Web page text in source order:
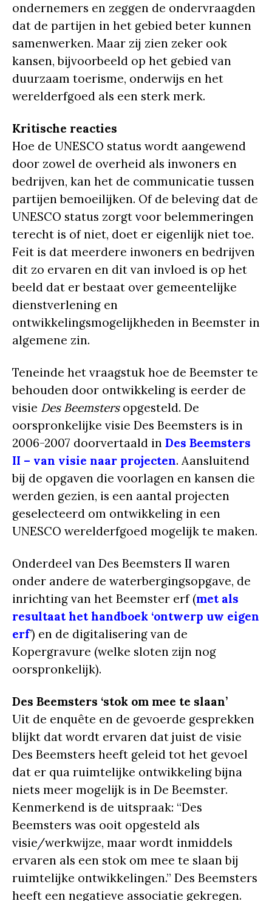
ondernemers en zeggen de ondervraagden
dat de partijen in het gebied beter kunnen
samenwerken. Maar zij zien zeker ook
kansen, bijvoorbeeld op het gebied van
duurzaam toerisme, onderwijs en het
werelderfgoed als een sterk merk.
Kritische reacties
Hoe de UNESCO status wordt aangewend
door zowel de overheid als inwoners en
bedrijven, kan het de communicatie tussen
partijen bemoeilijken. Of de beleving dat de
UNESCO status zorgt voor belemmeringen
terecht is of niet, doet er eigenlijk niet toe.
Feit is dat meerdere inwoners en bedrijven
dit zo ervaren en dit van invloed is op het
beeld dat er bestaat over gemeentelijke
dienstverlening en
ontwikkelingsmogelijkheden in Beemster in
algemene zin.
Teneinde het vraagstuk hoe de Beemster te
behouden door ontwikkeling is eerder de
visie Des Beemstersopgesteld. De
oorspronkelijke visie Des Beemsters is in
2006-2007 doorvertaald in Des Beemsters
II – van visie naar projecten. Aansluitend
bij de opgaven die voorlagen en kansen die
werden gezien, is een aantal projecten
geselecteerd om ontwikkeling in een
UNESCO werelderfgoed mogelijk te maken.
Onderdeel van Des Beemsters II waren
onder andere de waterbergingsopgave, de
inrichting van het Beemster erf (met als
resultaat het handboek ‘ontwerp uw eigen
erf’) en de digitalisering van de
Kopergravure (welke sloten zijn nog
oorspronkelijk).
Des Beemsters ‘stok om mee te slaan’
Uit de enquête en de gevoerde gesprekken
blijkt dat wordt ervaren dat juist de visie
Des Beemsters heeft geleid tot het gevoel
dat er qua ruimtelijke ontwikkeling bijna
niets meer mogelijk is in De Beemster.
Kenmerkend is de uitspraak: “Des
Beemsters was ooit opgesteld als
visie/werkwijze, maar wordt inmiddels
ervaren als een stok om mee te slaan bij
ruimtelijke ontwikkelingen.” Des Beemsters
heeft een negatieve associatie gekregen.